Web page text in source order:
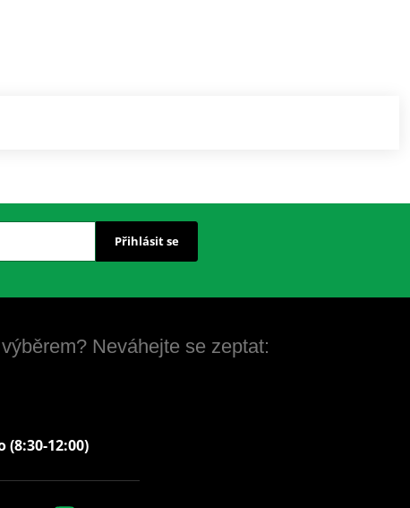
Přihlásit se
Neváhejte se zeptat:
(8:30-12:00)